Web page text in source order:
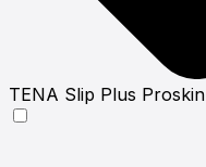
ТЕNА Slip Plus Proskin